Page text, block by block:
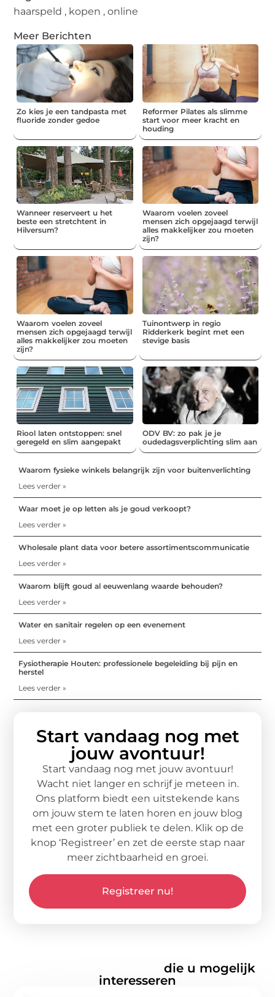
haarspeld , kopen ,online
Meer Berichten
Zo kies je een tandpasta met
fluoride zonder gedoe
Reformer Pilates als slimme
start voor meer kracht en
houding
Wanneer reserveert u het
beste een stretchtent in
Hilversum?
Waarom voelen zoveel
mensen zich opgejaagd terwijl
alles makkelijker zou moeten
zijn?
Waarom voelen zoveel
mensen zich opgejaagd terwijl
alles makkelijker zou moeten
zijn?
Tuinontwerp in regio
Ridderkerk begint met een
stevige basis
Riool laten ontstoppen: snel
geregeld en slim aangepakt
ODV BV: zo pak je je
oudedagsverplichting slim aan
Waarom fysieke winkels belangrijk zijn voor buitenverlichting
Lees verder »
Waar moet je op letten als je goud verkoopt?
Lees verder »
Wholesale plant data voor betere assortimentscommunicatie
Lees verder »
Waarom blijft goud al eeuwenlang waarde behouden?
Lees verder »
Water en sanitair regelen op een evenement
Lees verder »
Fysiotherapie Houten: professionele begeleiding bij pijn en
herstel
Lees verder »
Start vandaag nog met
jouw avontuur!
Start vandaag nog met jouw avontuur!
Wacht niet langer en schrijf je meteen in.
Ons platform biedt een uitstekende kans
om jouw stem te laten horen en jouw blog
met een groter publiek te delen. Klik op de
knop ‘Registreer’ en zet de eerste stap naar
meer zichtbaarheid en groei.
Registreer nu!
die u mogelijk
interesseren